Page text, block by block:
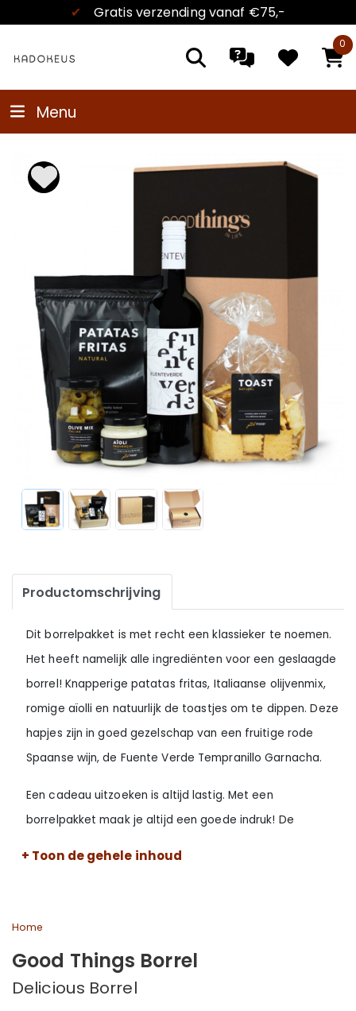
✔ Kadokeus garantie
0
Menu
Productomschrijving
Dit borrelpakket is met recht een klassieker te noemen.
Het heeft namelijk alle ingrediënten voor een geslaagde
borrel! Knapperige patatas fritas, Italiaanse olijvenmix,
romige aïolli en natuurlijk de toastjes om te dippen. Deze
hapjes zijn in goed gezelschap van een fruitige rode
Spaanse wijn, de Fuente Verde Tempranillo Garnacha.
Een cadeau uitzoeken is altijd lastig. Met een
borrelpakket maak je altijd een goede indruk! De
Smaakvol borrelpakket gevuld met heerlijke delicatessen
+ Toon de gehele inhoud
Home
Good Things Borrel
Delicious Borrel